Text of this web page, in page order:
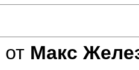
Макс